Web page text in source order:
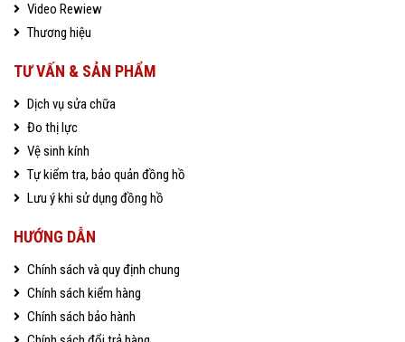
Video Rewiew
Thương hiệu
TƯ VẤN & SẢN PHẨM
Dịch vụ sửa chữa
Đo thị lực
Vệ sinh kính
Tự kiểm tra, bảo quản đồng hồ
Lưu ý khi sử dụng đồng hồ
HƯỚNG DẪN
Chính sách và quy định chung
Chính sách kiểm hàng
Chính sách bảo hành